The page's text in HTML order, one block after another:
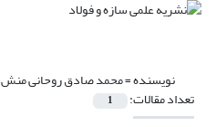
نویسنده =محمد صادق روحانی منش
تعداد مقالات: 1